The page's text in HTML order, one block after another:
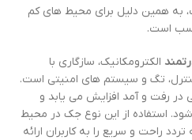
به همین دلیل برای محیط های کم
است.
الکترومکانیک، سازگاری با
تگ و سیستم های امنیتی است.
در رفت و آمد افزایش می یابد و
استفاده از این نوع جک در محیط
راحت و سریع را به کاربران ارائه